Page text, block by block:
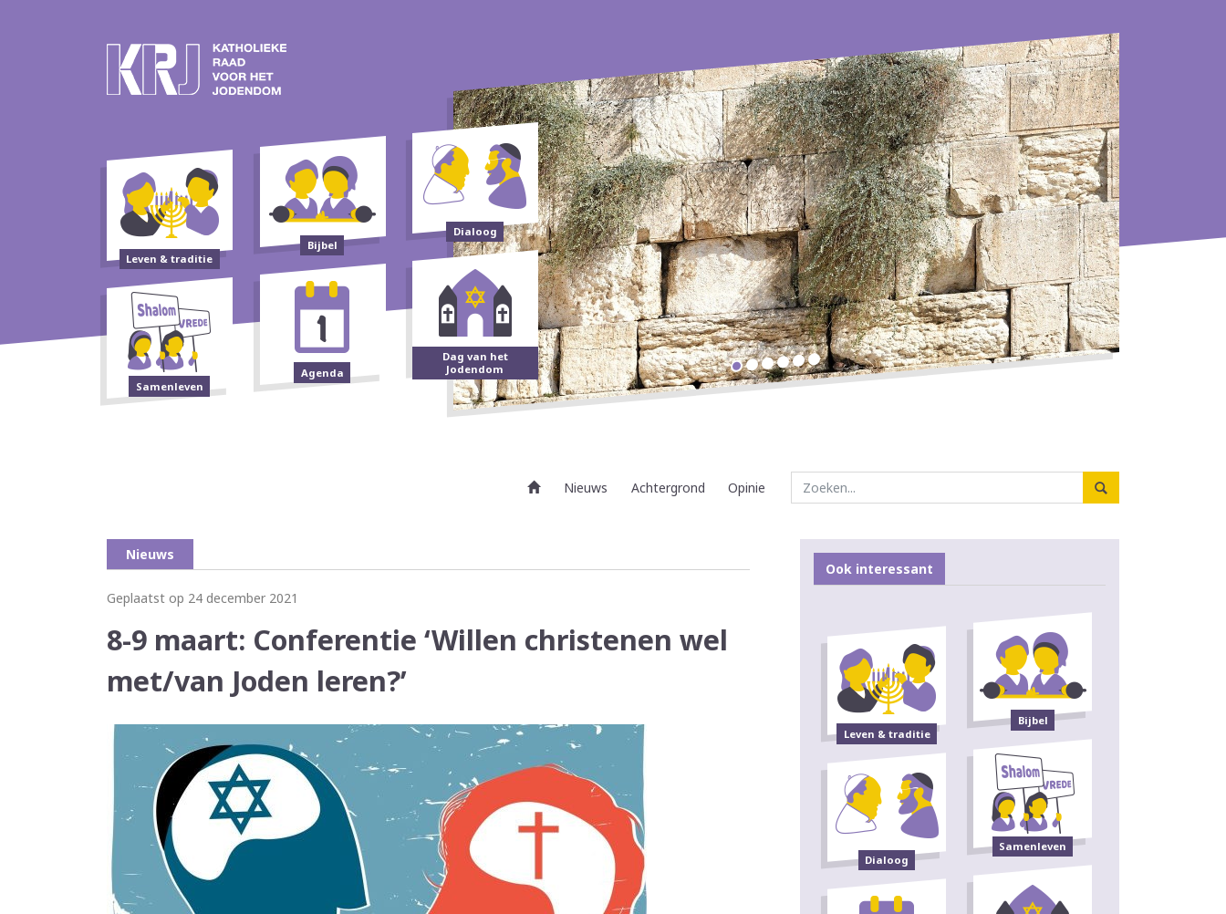
Leven & traditie
Bijbel
Dialoog
Samenleven
Agenda
Dag van het
Jodendom
Nieuws Achtergrond Opinie
Nieuws
Geplaatst op 24 december 2021
8-9 maart: Conferentie ‘Willen christenen wel
met/van Joden leren?’
Ook interessant
Leven & traditie
Bijbel
Dialoog
Samenleven